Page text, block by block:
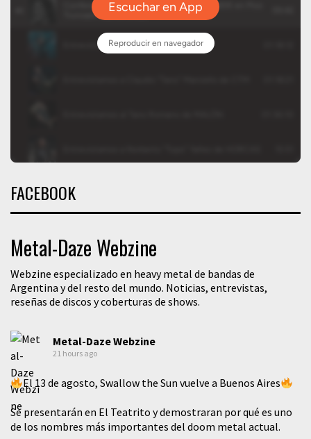
FACEBOOK
Metal-Daze Webzine
Webzine especializado en heavy metal de bandas de
Argentina y del resto del mundo. Noticias, entrevistas,
reseñas de discos y coberturas de shows.
Metal-Daze Webzine
21 hours ago
El 13 de agosto, Swallow the Sun vuelve a Buenos Aires
Se presentarán en El Teatrito y demostraran por qué es uno
de los nombres más importantes del doom metal actual.